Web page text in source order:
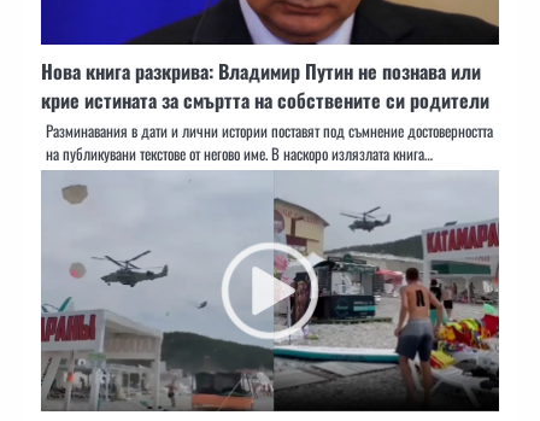
Нова книга разкрива: Владимир Путин не познава или
крие истината за смъртта на собствените си родители
Разминавания в дати и лични истории поставят под съмнение достоверността
на публикувани текстове от негово име. В наскоро излязлата книга…